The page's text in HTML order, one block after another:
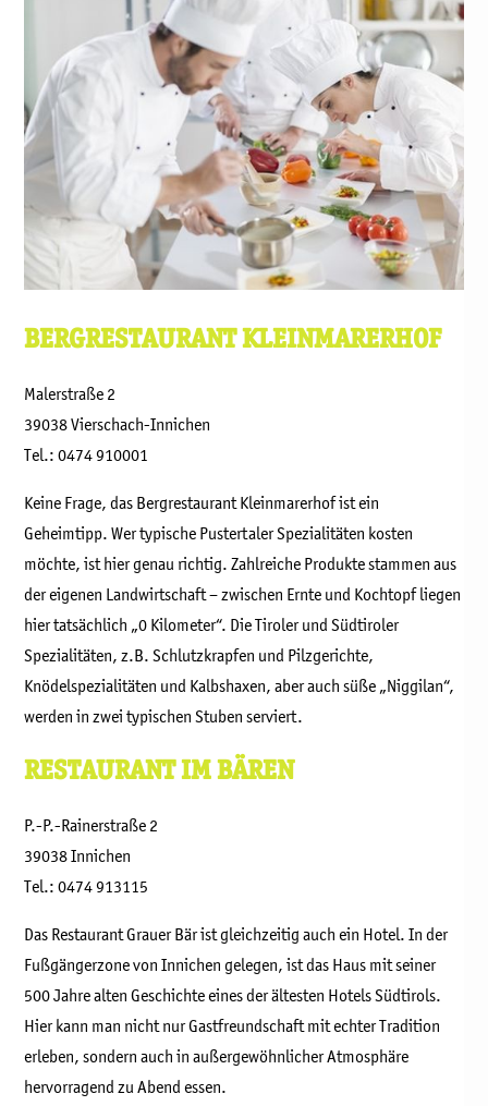
BERGRESTAURANT KLEINMARERHOF
Malerstraße 2
39038 Vierschach-Innichen
Tel.: 0474 910001
Keine Frage, das Bergrestaurant Kleinmarerhof ist ein
Geheimtipp. Wer typische Pustertaler Spezialitäten kosten
möchte, ist hier genau richtig. Zahlreiche Produkte stammen aus
der eigenen Landwirtschaft – zwischen Ernte und Kochtopf liegen
hier tatsächlich „0 Kilometer“. Die Tiroler und Südtiroler
Spezialitäten, z.B. Schlutzkrapfen und Pilzgerichte,
Knödelspezialitäten und Kalbshaxen, aber auch süße „Niggilan“,
werden in zwei typischen Stuben serviert.
RESTAURANT IM BÄREN
P.-P.-Rainerstraße 2
39038 Innichen
Tel.: 0474 913115
Das Restaurant Grauer Bär ist gleichzeitig auch ein Hotel. In der
Fußgängerzone von Innichen gelegen, ist das Haus mit seiner
500 Jahre alten Geschichte eines der ältesten Hotels Südtirols.
Hier kann man nicht nur Gastfreundschaft mit echter Tradition
erleben, sondern auch in außergewöhnlicher Atmosphäre
hervorragend zu Abend essen.